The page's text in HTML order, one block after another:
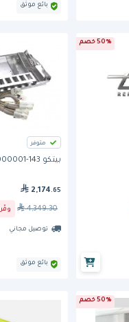
بائع موثق
50% خصم
متوفر
بيتكو 143-000001-001-C
2,174 .65
4,349.30 وفّر
توصيل مجاني
بائع موثق
50% خصم